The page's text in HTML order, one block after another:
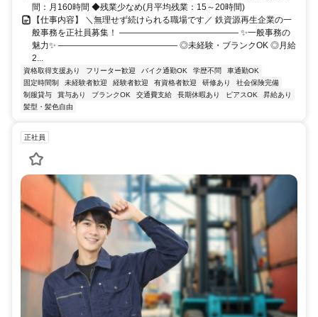
間：月160時間 ◆残業少なめ(月平均残業：15～20時間)
【仕事内容】 ＼無理せず続けられる職場です／ 鉄資源再生企業の一
般事務を正社員募集！ ―――――――――――――― ✨一般事務の
魅力✨ ―――――――――――――― ◎未経験・ブランクOK ◎月給
2...
資格取得支援あり フリーター歓迎 バイク通勤OK 学歴不問
車通勤OK
固定時間制
未経験者歓迎 経験者歓迎 有資格者歓迎 研修あり
社会保険完備
制服貸与
賞与あり ブランクOK 交通費支給 長期休暇あり ピアスOK
昇給あり
髪型・髪色自由
正社員